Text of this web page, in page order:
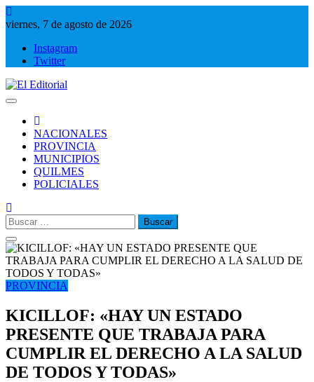
Saltar
al
viernes, 7 de agosto de 2026
Instagram
Twitter
NACIONALES
PROVINCIA
MUNICIPIOS
QUILMES
POLICIALES
Buscar:
PROVINCIA
KICILLOF: «HAY UN ESTADO
PRESENTE QUE TRABAJA PARA
CUMPLIR EL DERECHO A LA SALUD
DE TODOS Y TODAS»